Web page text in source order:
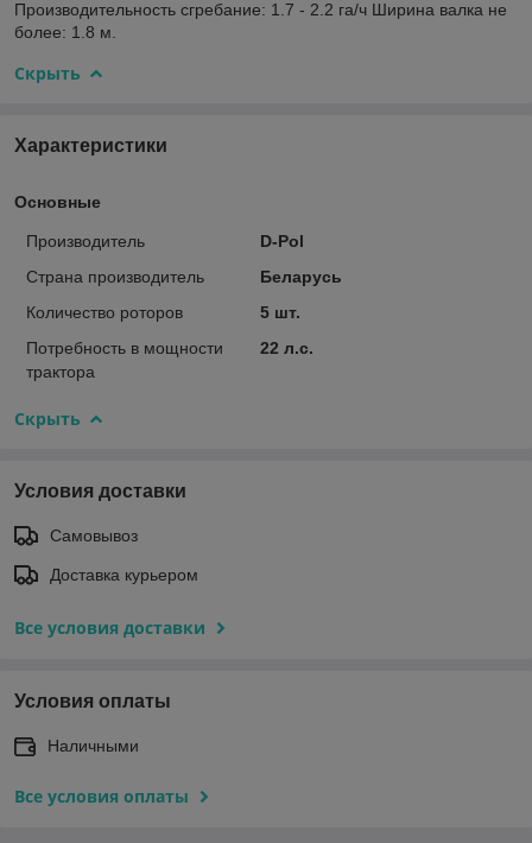
Производительность сгребание: 1.7 - 2.2 га/ч Ширина валка не
более: 1.8 м.
Скрыть
Характеристики
Основные
Производитель
D-Pol
Страна производитель
Беларусь
Количество роторов
5 шт.
Потребность в мощности
трактора
22 л.с.
Скрыть
Условия доставки
Самовывоз
Доставка курьером
Все условия доставки
Условия оплаты
Наличными
Все условия оплаты